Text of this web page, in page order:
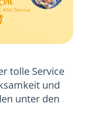
tolle Service
und
unter den